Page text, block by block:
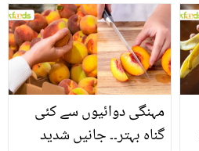
سے متعلق غلط فہمیوں کی
حقیقت کیا ہے اور افواہ
کیا؟
مہنگی دوائیوں سے کئی
گناہ بہتر۔۔ جانیں شدید